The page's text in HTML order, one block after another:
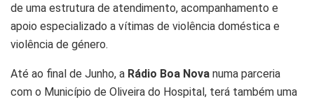
de uma estrutura de atendimento, acompanhamento e
apoio especializado a vítimas de violência doméstica e
violência de género.
Até ao final de Junho, a Rádio Boa Nova numa parceria
com o Município de Oliveira do Hospital, terá também uma